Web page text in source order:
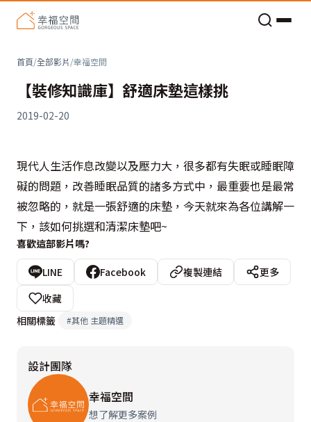
首頁/全部影片/幸福空間
【裝修知識庫】舒適床墊這樣挑
2019-02-20
現代人生活作息改變以及壓力大，很多都有失眠或睡眠障
礙的問題，改善睡眠品質的諸多方式中，最重要也是最常
被忽略的，就是一張舒適的床墊，今天就來為各位講解一
下，該如何挑選和清潔床墊吧~
喜歡這部影片嗎?
LINE Facebook 複製連結
更多
收藏
相關標籤
#其他 主題精選
設計團隊
幸福空間
想了解更多案例